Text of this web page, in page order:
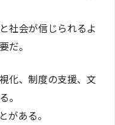
社会が信じられるよ
だ。
化、制度の支援、文
。
がある。